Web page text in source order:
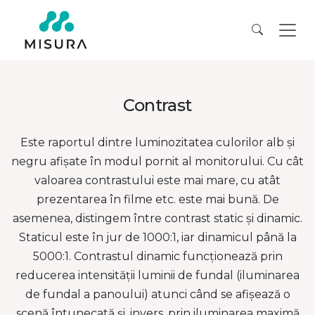
Contrast
Este raportul dintre luminozitatea culorilor alb și
negru afișate în modul pornit al monitorului. Cu cât
valoarea contrastului este mai mare, cu atât
prezentarea în filme etc. este mai bună. De
asemenea, distingem între contrast static și dinamic.
Staticul este în jur de 1000:1, iar dinamicul până la
5000:1. Contrastul dinamic funcționează prin
reducerea intensității luminii de fundal (iluminarea
de fundal a panoului) atunci când se afișează o